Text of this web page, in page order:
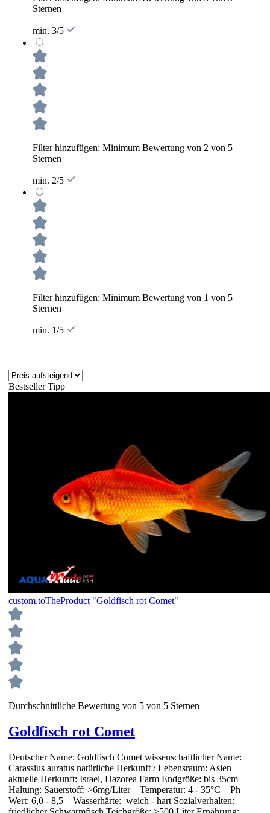
Sternen
min. 3/5
Filter hinzufügen: Minimum Bewertung von 2 von 5
Sternen
min. 2/5
Filter hinzufügen: Minimum Bewertung von 1 von 5
Sternen
min. 1/5
BestsellerTipp
custom.toTheProduct "Goldfisch rot Comet"
Durchschnittliche Bewertung von 5 von 5 Sternen
Goldfisch rot Comet
Deutscher Name: Goldfisch Comet wissenschaftlicher Name:
Carassius auratus natürliche Herkunft / Lebensraum: Asien
aktuelle Herkunft: Israel, Hazorea Farm Endgröße: bis 35cm
Haltung: Sauerstoff: >6mg/Liter Temperatur: 4 - 35°C Ph
Wert: 6,0 - 8,5 Wasserhärte: weich - hart Sozialverhalten: